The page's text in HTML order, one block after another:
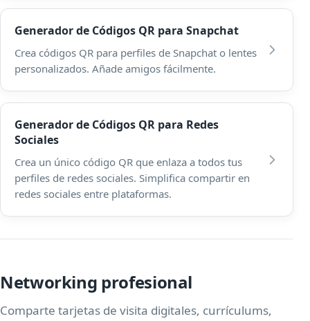
Generador de Códigos QR para Snapchat
Crea códigos QR para perfiles de Snapchat o lentes
personalizados. Añade amigos fácilmente.
Generador de Códigos QR para Redes
Sociales
Crea un único código QR que enlaza a todos tus
perfiles de redes sociales. Simplifica compartir en
redes sociales entre plataformas.
Networking profesional
Comparte tarjetas de visita digitales, currículums,